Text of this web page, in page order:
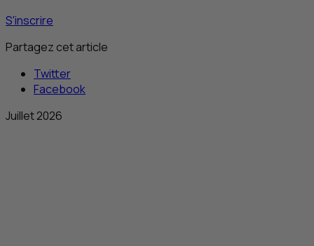
S'inscrire
Partagez cet article
Twitter
Facebook
Juillet 2026